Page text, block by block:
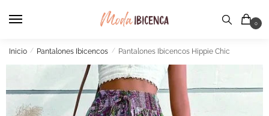
0
Inicio / Pantalones Ibicencos / Pantalones Ibicencos Hippie Chic